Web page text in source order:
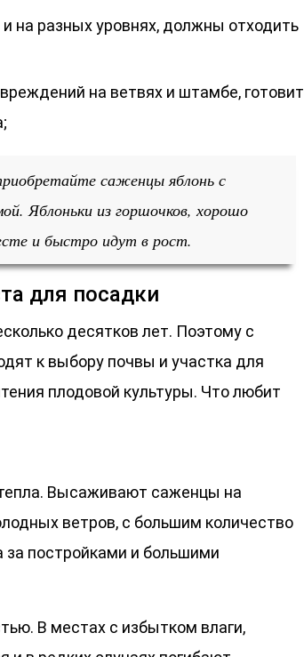
на разных уровнях, должны отходить
на ветвях и штамбе, готовит
саженцы яблонь с
Яблоньки из горшочков, хорошо
и быстро идут в рост.
для посадки
десятков лет. Поэтому с
к выбору почвы и участка для
плодовой культуры. Что любит
Высаживают саженцы на
ветров, с большим количество
постройками и большими
В местах с избытком влаги,